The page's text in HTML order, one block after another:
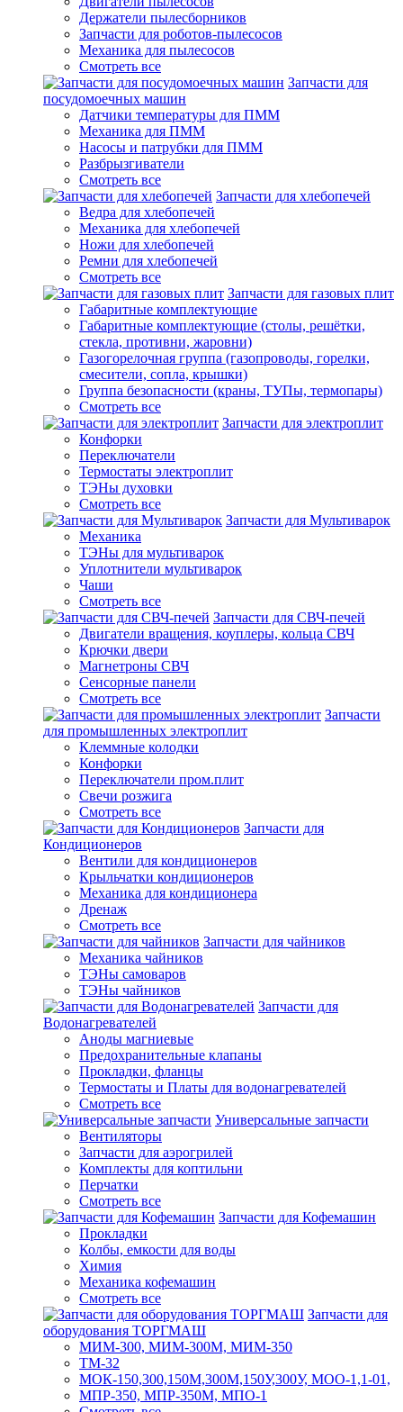
Держатели пылесборников
Запчасти для роботов-пылесосов
Механика для пылесосов
Смотреть все
Запчасти для
посудомоечных машин
Датчики температуры для ПММ
Механика для ПММ
Насосы и патрубки для ПММ
Разбрызгиватели
Смотреть все
Запчасти для хлебопечей
Ведра для хлебопечей
Механика для хлебопечей
Ножи для хлебопечей
Ремни для хлебопечей
Смотреть все
Запчасти для газовых плит
Габаритные комплектующие
Габаритные комплектующие (столы, решётки,
стекла, противни, жаровни)
Газогорелочная группа (газопроводы, горелки,
смесители, сопла, крышки)
Группа безопасности (краны, ТУПы, термопары)
Смотреть все
Запчасти для электроплит
Конфорки
Переключатели
Термостаты электроплит
ТЭНы духовки
Смотреть все
Запчасти для Мультиварок
Механика
ТЭНы для мультиварок
Уплотнители мультиварок
Чаши
Смотреть все
Запчасти для СВЧ-печей
Двигатели вращения, коуплеры, кольца СВЧ
Крючки двери
Магнетроны СВЧ
Сенсорные панели
Смотреть все
Запчасти
для промышленных электроплит
Клеммные колодки
Конфорки
Переключатели пром.плит
Свечи розжига
Смотреть все
Запчасти для
Кондиционеров
Вентили для кондиционеров
Крыльчатки кондиционеров
Механика для кондиционера
Дренаж
Смотреть все
Запчасти для чайников
Механика чайников
ТЭНы самоваров
ТЭНы чайников
Запчасти для
Водонагревателей
Аноды магниевые
Предохранительные клапаны
Прокладки, фланцы
Термостаты и Платы для водонагревателей
Смотреть все
Универсальные запчасти
Вентиляторы
Запчасти для аэрогрилей
Комплекты для коптильни
Перчатки
Смотреть все
Запчасти для Кофемашин
Прокладки
Колбы, емкости для воды
Химия
Механика кофемашин
Смотреть все
Запчасти для
оборудования ТОРГМАШ
МИМ-300, МИМ-300М, МИМ-350
ТМ-32
МОК-150,300,150М,300М,150У,300У, МОО-1,1-01,
МПР-350, МПР-350М, МПО-1